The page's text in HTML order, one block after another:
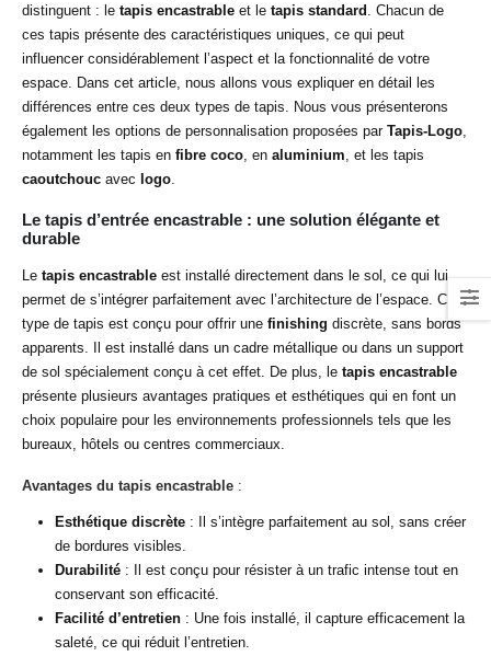
distinguent : le tapis encastrable et le tapis standard . Chacun de
ces tapis présente des caractéristiques uniques, ce qui peut
influencer considérablement l’aspect et la fonctionnalité de votre
espace. Dans cet article, nous allons vous expliquer en détail les
différences entre ces deux types de tapis. Nous vous présenterons
également les options de personnalisation proposées par Tapis-Logo
notamment les tapis en fibre coco , en aluminium , et les tapis
caoutchouc avec logo
Le tapis d’entrée encastrable : une solution élégante et
durable
Le tapis encastrable est installé directement dans le sol, ce qui lui
permet de s’intégrer parfaitement avec l’architecture de l’espace. Ce
type de tapis est conçu pour offrir une finishing discrète, sans bords
apparents. Il est installé dans un cadre métallique ou dans un support
de sol spécialement conçu à cet effet. De plus, le tapis encastrable
présente plusieurs avantages pratiques et esthétiques qui en font un
choix populaire pour les environnements professionnels tels que les
bureaux, hôtels ou centres commerciaux.
Avantages du tapis encastrable :
Esthétique discrète: Il s’intègre parfaitement au sol, sans créer
de bordures visibles.
Durabilité: Il est conçu pour résister à un trafic intense tout en
conservant son efficacité.
Facilité d’entretien: Une fois installé, il capture efficacement la
saleté, ce qui réduit l’entretien.